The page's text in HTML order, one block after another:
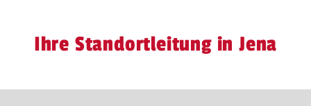
Ihre Standortleitung in Jena